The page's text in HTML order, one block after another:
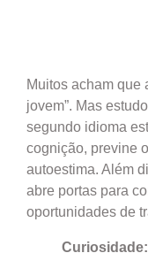
Muitos acham que
jovem”. Mas
segundo idioma
cognição, previne
autoestima. Além
abre portas para
oportunidades de
Curiosidade: